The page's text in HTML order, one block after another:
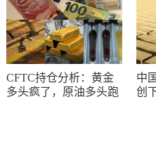
CFTC持仓分析：黄金
多头疯了，原油多头跑
中
创